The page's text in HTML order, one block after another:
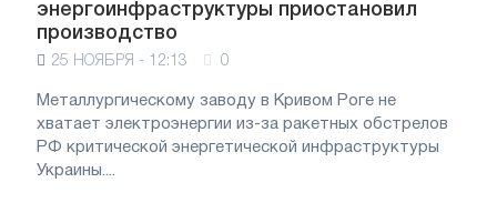
энергоинфраструктуры приостановил
производство
25 НОЯБРЯ - 12:13 0
Металлургическому заводу в Кривом Роге не
хватает электроэнергии из-за ракетных обстрелов
РФ критической энергетической инфраструктуры
Украины....